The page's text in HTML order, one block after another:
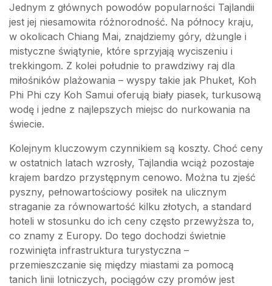
Jednym z głównych powodów popularności Tajlandii
jest jej niesamowita różnorodność. Na północy kraju,
w okolicach Chiang Mai, znajdziemy góry, dżungle i
mistyczne świątynie, które sprzyjają wyciszeniu i
trekkingom. Z kolei południe to prawdziwy raj dla
miłośników plażowania – wyspy takie jak Phuket, Koh
Phi Phi czy Koh Samui oferują biały piasek, turkusową
wodę i jedne z najlepszych miejsc do nurkowania na
świecie.
Kolejnym kluczowym czynnikiem są koszty. Choć ceny
w ostatnich latach wzrosły, Tajlandia wciąż pozostaje
krajem bardzo przystępnym cenowo. Można tu zjeść
pyszny, pełnowartościowy posiłek na ulicznym
straganie za równowartość kilku złotych, a standard
hoteli w stosunku do ich ceny często przewyższa to,
co znamy z Europy. Do tego dochodzi świetnie
rozwinięta infrastruktura turystyczna –
przemieszczanie się między miastami za pomocą
tanich linii lotniczych, pociągów czy promów jest